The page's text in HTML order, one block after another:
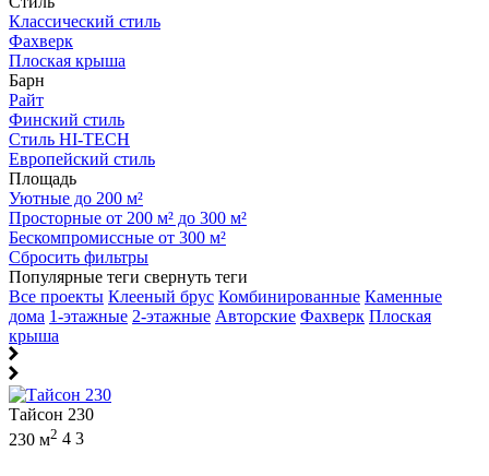
Классический стиль
Фахверк
Плоская крыша
Барн
Райт
Финский стиль
Стиль HI-TECH
Европейский стиль
Площадь
Уютные до 200 м²
Просторные от 200 м² до 300 м²
Бескомпромиссные от 300 м²
Сбросить фильтры
Популярные теги свернуть теги
Все проекты Клееный брус Комбинированные Каменные
дома 1-этажные 2-этажные Авторские Фахверк Плоская
крыша
Тайсон 230
230 м2 4 3